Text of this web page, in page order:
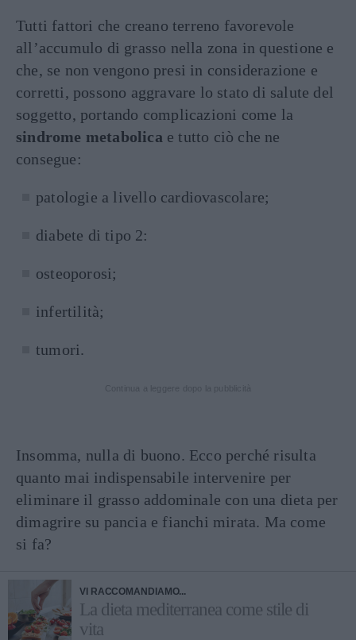
Tutti fattori che creano terreno favorevole
all’accumulo di grasso nella zona in questione e
che, se non vengono presi in considerazione e
corretti, possono aggravare lo stato di salute del
soggetto, portando complicazioni come la
sindrome metabolica e tutto ciò che ne
consegue:
patologie a livello cardiovascolare;
diabete di tipo 2:
osteoporosi;
infertilità;
tumori.
Insomma, nulla di buono. Ecco perché risulta
quanto mai indispensabile intervenire per
eliminare il grasso addominale con una dieta per
dimagrire su pancia e fianchi mirata. Ma come
si fa?
VI RACCOMANDIAMO...
La dieta mediterranea come stile di
vita